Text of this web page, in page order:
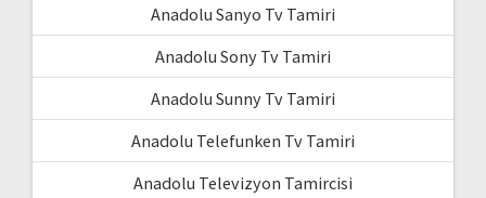
Anadolu Sanyo Tv Tamiri
Anadolu Sony Tv Tamiri
Anadolu Sunny Tv Tamiri
Anadolu Telefunken Tv Tamiri
Anadolu Televizyon Tamircisi